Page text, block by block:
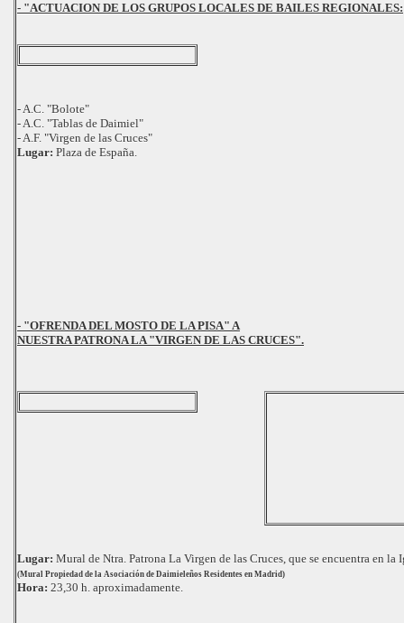
- "ACTUACION DE LOS GRUPOS LOCALES DE BAILES REGIONALES:
- A.C. "Bolote"
- A.C. "Tablas de Daimiel"
- A.F. "Virgen de las Cruces"
Lugar: Plaza de España.
- "OFRENDA DEL MOSTO DE LA PISA" A
NUESTRA PATRONA LA "VIRGEN DE LAS CRUCES".
Lugar: Mural de Ntra. Patrona La Virgen de las Cruces, que se encuentra en la
(Mural Propiedad de la Asociación de Daimieleños Residentes en Madrid)
Hora: 23,30 h. aproximadamente.